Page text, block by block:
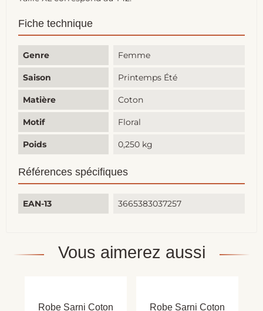
Fiche technique
Genre Femme
Saison Printemps Été
Matière Coton
Motif Floral
Poids 0,250 kg
Références spécifiques
EAN-13 3665383037257
Vous aimerez aussi
Robe Sarni Coton
Robe Sarni Coton